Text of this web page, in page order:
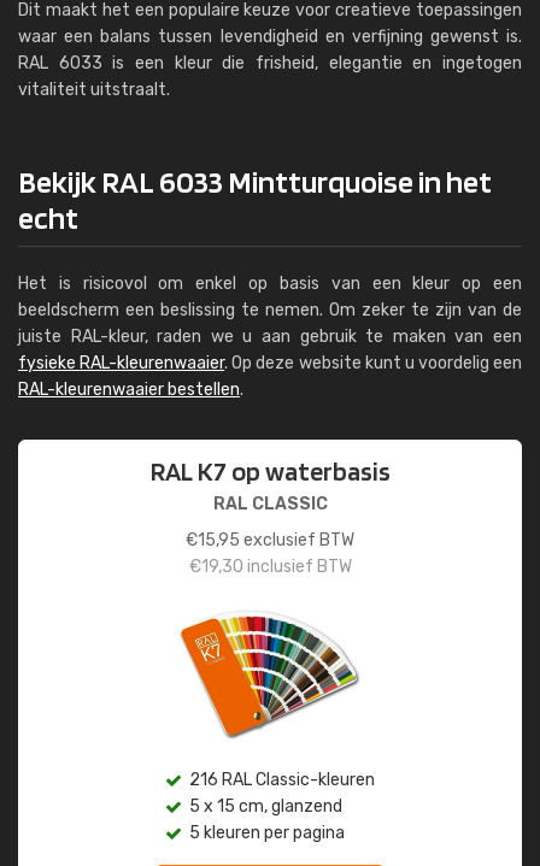
Dit maakt het een populaire keuze voor creatieve toepassingen
waar een balans tussen levendigheid en verfijning gewenst is.
RAL 6033 is een kleur die frisheid, elegantie en ingetogen
vitaliteit uitstraalt.
Bekijk RAL 6033 Mintturquoise in het
echt
Het is risicovol om enkel op basis van een kleur op een
beeldscherm een beslissing te nemen. Om zeker te zijn van de
juiste RAL-kleur, raden we u aan gebruik te maken van een
fysieke RAL-kleurenwaaier. Op deze website kunt u voordelig een
RAL-kleurenwaaier bestellen.
RAL K7 op waterbasis
RAL CLASSIC
€15,95 exclusief BTW
€19,30 inclusief BTW
216 RAL Classic-kleuren
5 x 15 cm, glanzend
5 kleuren per pagina